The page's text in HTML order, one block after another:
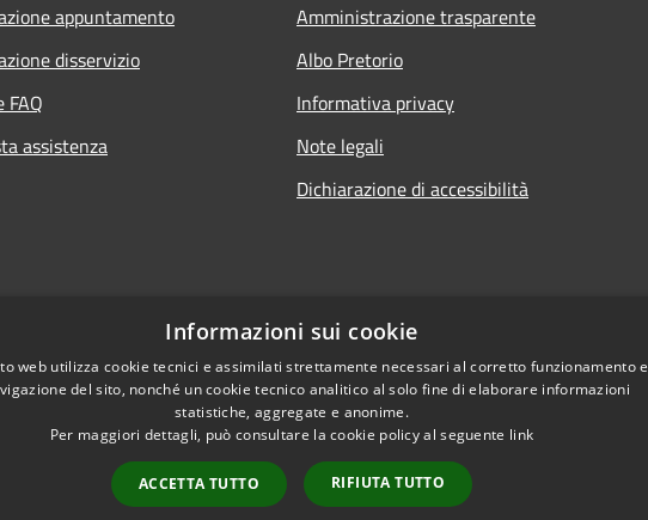
appuntamento
disservizio
FAQ
assistenza
Amministrazione trasparente
Albo Pretorio
Informativa privacy
Note legali
Dichiarazione di accessibilità
Informazioni sui cookie
web utilizza cookie tecnici e assimilati strettamente necessari al corretto funzionamento e
del sito, nonché un cookie tecnico analitico al solo fine di elaborare informazioni
statistiche, aggregate e anonime.
Per maggiori dettagli, può consultare la cookie policy al seguente link
ACCETTA TUTTO RIFIUTA TUTTO